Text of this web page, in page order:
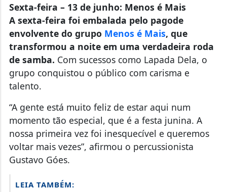
Sexta-feira – 13 de junho: Menos é Mais
A sexta-feira foi embalada pelo pagode
envolvente do grupo Menos é Mais, que
transformou a noite em uma verdadeira roda
de samba. Com sucessos como Lapada Dela, o
grupo conquistou o público com carisma e
talento.
“A gente está muito feliz de estar aqui num
momento tão especial, que é a festa junina. A
nossa primeira vez foi inesquecível e queremos
voltar mais vezes”, afirmou o percussionista
Gustavo Góes.
LEIA TAMBÉM: